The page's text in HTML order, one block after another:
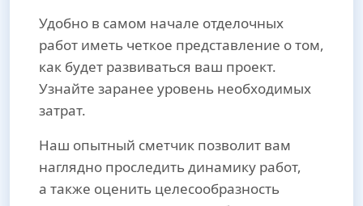
Удобно в самом начале отделочных
работ иметь четкое представление о том,
как будет развиваться ваш проект.
Узнайте заранее уровень необходимых
затрат.
Наш опытный сметчик позволит вам
наглядно проследить динамику работ,
а также оценить целесообразность